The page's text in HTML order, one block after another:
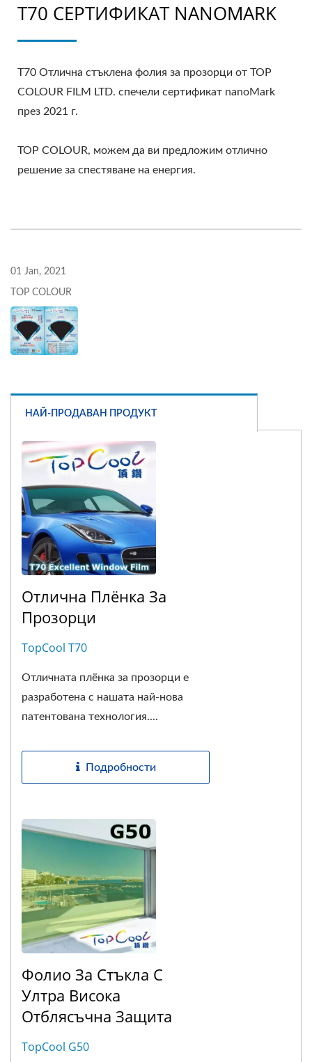
T70 СЕРТИФИКАТ NANOMARK
T70 Отлична стъклена фолия за прозорци от TOP
COLOUR FILM LTD. спечели сертификат nanoMark
през 2021 г.
TOP COLOUR, можем да ви предложим отлично
решение за спестяване на енергия.
01 Jan, 2021
TOP COLOUR
НАЙ-ПРОДАВАН ПРОДУКТ
Отлична Плёнка За
Прозорци
TopCool T70
Отличната плёнка за прозорци е
разработена с нашата най-нова
патентована технология....
Подробности
Фолио За Стъкла С
Ултра Висока
Отблясъчна Защита
TopCool G50